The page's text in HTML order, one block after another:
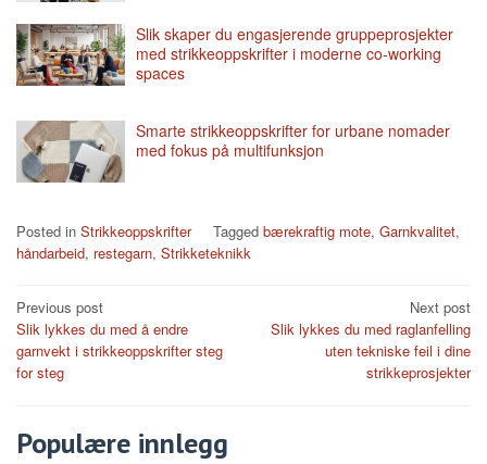
Slik skaper du engasjerende gruppeprosjekter
med strikkeoppskrifter i moderne co-working
spaces
Smarte strikkeoppskrifter for urbane nomader
med fokus på multifunksjon
Posted in Strikkeoppskrifter Tagged bærekraftig mote, Garnkvalitet,
håndarbeid, restegarn, Strikketeknikk
Post
navigation
Previous post
Slik lykkes du med å endre
garnvekt i strikkeoppskrifter steg
for steg
Next post
Slik lykkes du med raglanfelling
uten tekniske feil i dine
strikkeprosjekter
Populære innlegg